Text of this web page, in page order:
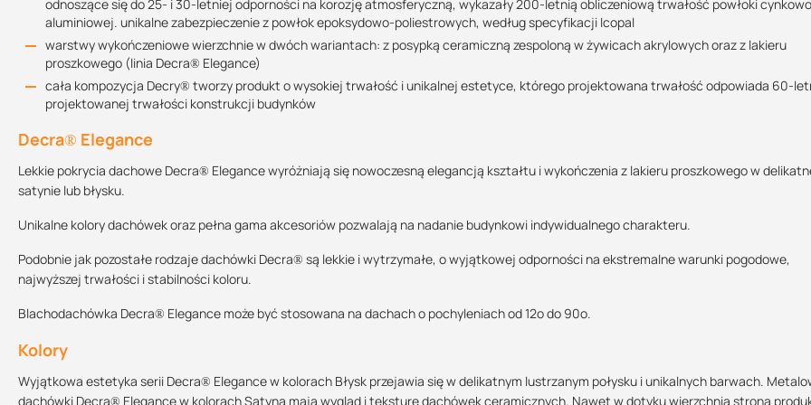
odnoszące się do 25- i 30-letniej odporności na korozję atmosferyczną, wykazały 200-letnią obliczeniową trwałość powłoki
aluminiowej. unikalne zabezpieczenie z powłok epoksydowo-poliestrowych, według specyfikacji Icopal
warstwy wykończeniowe wierzchnie w dwóch wariantach: z posypką ceramiczną zespoloną w żywicach akrylowych oraz z lakieru
proszkowego (linia Decra® Elegance)
cała kompozycja Decry® tworzy produkt o wysokiej trwałość i unikalnej estetyce, którego projektowana trwałość odpowiada 60-
projektowanej trwałości konstrukcji budynków
Decra® Elegance
Lekkie pokrycia dachowe Decra® Elegance wyróżniają się nowoczesną elegancją kształtu i wykończenia z lakieru proszkowego w
satynie lub błysku.
Unikalne kolory dachówek oraz pełna gama akcesoriów pozwalają na nadanie budynkowi indywidualnego charakteru.
Podobnie jak pozostałe rodzaje dachówki Decra® są lekkie i wytrzymałe, o wyjątkowej odporności na ekstremalne warunki pogodowe,
najwyższej trwałości i stabilności koloru.
Blachodachówka Decra® Elegance może być stosowana na dachach o pochyleniach od 12o do 90o.
Kolory
Wyjątkowa estetyka serii Decra® Elegance w kolorach Błysk przejawia się w delikatnym lustrzanym połysku i unikalnych barwach.
dachówki Decra® Elegance w kolorach Satyna mają wygląd i teksturę dachówek ceramicznych. Nawet w dotyku wierzchnia strona
Zastosowany lakier proszkowy charakteryzuje:
wysoka stabilność koloru
mniejsza absorpcja wody niż w tradycyjnych powłokach lakierniczych.
wyjątkowa łatwość znakowania, cięcia oraz gięcia w procesie montażu.
duża odporność na porastanie mchami
bardzo dobre rozpraszanie i odprowadzanie kropel deszczu, zmniejszające ryzyko uszkodzenia powłoki ochronnej
2. Primer epoksydowy
Powłoka epoksydowa gruntująca podłoże.
3. Konwersja chromatyczna
„Kąpiel” w chromie, która ma za zadanie oczyścić stal z wszelkich zanieczyszczeń przed naniesieniem kolejnych warstw.
4. Powłoka cynkowo-aluminiowa
Stop cynkowo-aluminiowy dostarcza trwałej ochrony antykorozyjnej. Galwanizacja w technologii Galfan powoduje, że warstwa cynkowo-
aluminiowa zachowuje ciągłość również w procesie obróbki przez dekarza (np. podczas zaginania). Powłoki cynkowo-aluminiowe mają do
18razy dłuższej żywotności aniżeli tradycyjne powłoki cynkowe. Testy starzeniowe przeprowadzone przez wiodących producentów stali,